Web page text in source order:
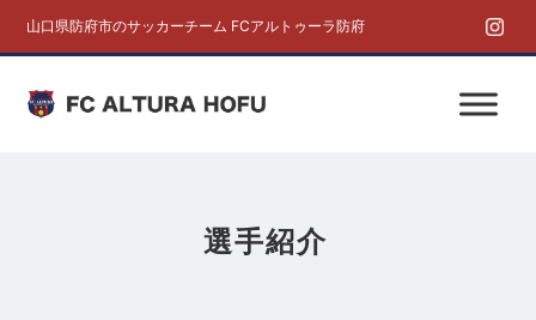
山口県防府市のサッカーチーム FCアルトゥーラ防府
選手紹介